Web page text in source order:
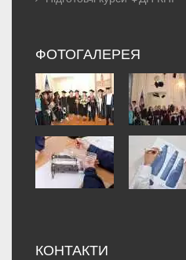
ФОТОГАЛЕРЕЯ
КОНТАКТИ